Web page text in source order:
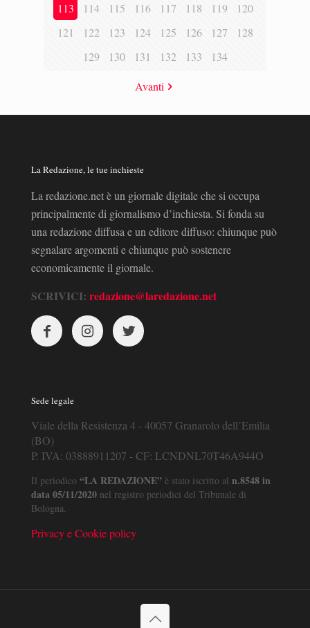
113
114 115 116 117 118 119
120
121
122 123 124 125 126 127
128
129
130 131 132 133 134
Avanti
La Redazione, le tue inchieste
La redazione.net è un giornale digitale che si occupa
principalmente di giornalismo d’inchiesta. Si fonda su
una redazione diffusa e un editore diffuso: chiunque può
segnalare argomenti e chiunque può sostenere
economicamente il giornale.
SCRIVICI: redazione@laredazione.net
Sede legale
Viale della Resistenza 4 - 40057 Granarolo dell’Emilia
(BO)
P. IVA: 03888911207 - CF: LCNDNL70T46A944O
Il periodico “LA REDAZIONE” è stato iscritto al n.8548 in
data 05/11/2020 nel registro periodici del Tribunale di
Bologna.
Privacy e Cookie policy